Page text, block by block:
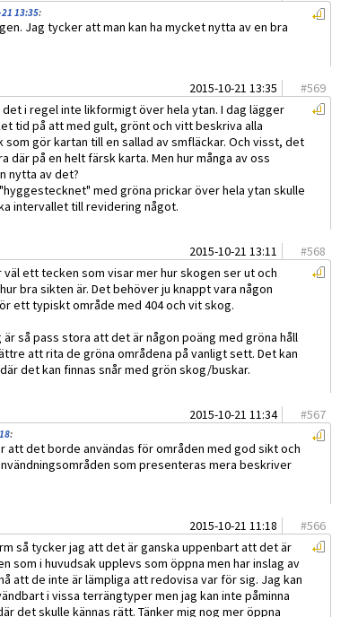
13:35:
Jag tycker att man kan ha mycket nytta av en bra
2015-10-21 13:35 #569
i regel inte likformigt över hela ytan. I dag lägger
tid på att med gult, grönt och vitt beskriva alla
gör kartan till en sallad av smfläckar. Och visst, det
där på en helt färsk karta. Men hur många av oss
nytta av det?
med gröna prickar över hela ytan skulle
intervallet till revidering något.
2015-10-21 13:11 #568
väl ett tecken som visar mer hur skogen ser ut och
bra sikten är. Det behöver ju knappt vara någon
ett typiskt område med 404 och vit skog.
så pass stora att det är någon poäng med gröna håll
att rita de gröna områdena på vanligt sett. Det kan
det kan finnas snår med grön skog/buskar.
2015-10-21 11:34 #567
:
att det borde användas för områden med god sikt och
som presenteras mera beskriver
2015-10-21 11:18 #566
så tycker jag att det är ganska uppenbart att det är
som i huvudsak upplevs som öppna men har inslag av
att de inte är lämpliga att redovisa var för sig. Jag kan
i vissa terrängtyper men jag kan inte påminna
det skulle kännas rätt. Tänker mig nog mer öppna